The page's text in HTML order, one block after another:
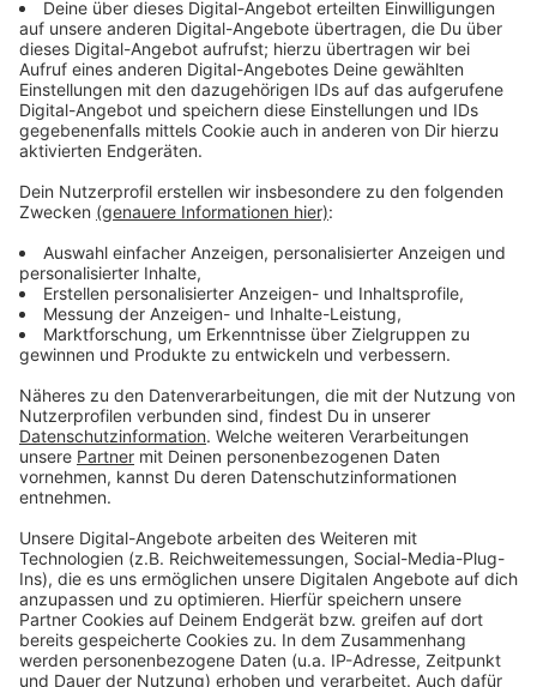
Lobgesang auf die ausgleichende Gerechtigkeit des
Universums ist. Laurell singt vom Schmerz, ausgenutzt
und hintergangen zu werden – doch bald darauf folgt
die Genugtuung des Karmas. "In dem Lied gehen
Unbehagen und Empowerment Hand in Hand", sagt sie.
Getragen von der Stimme der Singer/Songwriterin ist
die neue Single ein emotionaler Befreiungsschlag:
"Wenn ich es singe, fühle ich mich richtig badass." Nach
dem Erfolg von "Habit" möchte Laurell nun "Love it"
mit ihren Hörerinnen und Hörern rund um den Globus
teilen: "Für mich als Songwriterin ist es das Schönste,
wenn sich jemand mit meinen Worten identifizieren
kann." Sowohl musikalisch als auch emotional eröffnet
"Love It" neue Facetten der Künstlerin, die sich auf
dem Weg nach oben befindet.
Anzeige
Wir benötigen Ihre
Zustimmung, um den YouTube
Video-Service zu laden!